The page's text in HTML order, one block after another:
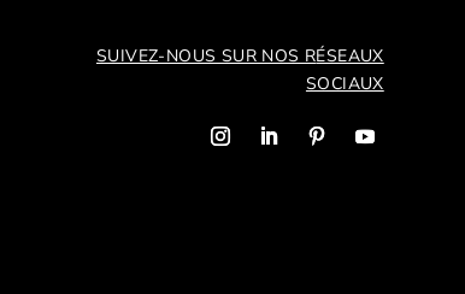
SUIVEZ-NOUS SUR NOS RÉSEAUX
SOCIAUX